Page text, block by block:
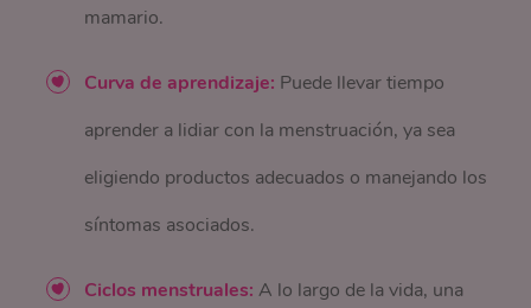
mamario.
Curva de aprendizaje: Puede llevar tiempo
aprender a lidiar con la menstruación, ya sea
eligiendo productos adecuados o manejando los
síntomas asociados.
Ciclos menstruales: A lo largo de la vida, una